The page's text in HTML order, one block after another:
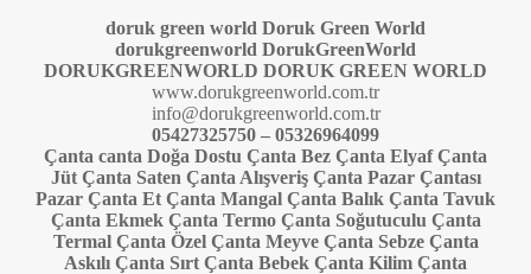
doruk green world Doruk Green World
dorukgreenworld DorukGreenWorld
DORUKGREENWORLD DORUK GREEN WORLD
www.dorukgreenworld.com.tr
info@dorukgreenworld.com.tr
05427325750 – 05326964099
Çanta canta Doğa Dostu Çanta Bez Çanta Elyaf Çanta
Jüt Çanta Saten Çanta Alışveriş Çanta Pazar Çantası
Pazar Çanta Et Çanta Mangal Çanta Balık Çanta Tavuk
Çanta Ekmek Çanta Termo Çanta Soğutuculu Çanta
Termal Çanta Özel Çanta Meyve Çanta Sebze Çanta
Askılı Çanta Sırt Çanta Bebek Çanta Kilim Çanta